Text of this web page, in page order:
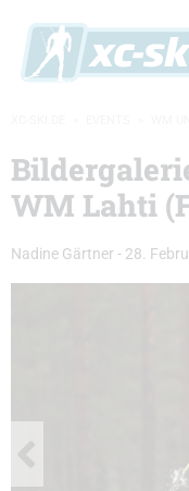
WM Lahti
Nadine Gärtner - 28.